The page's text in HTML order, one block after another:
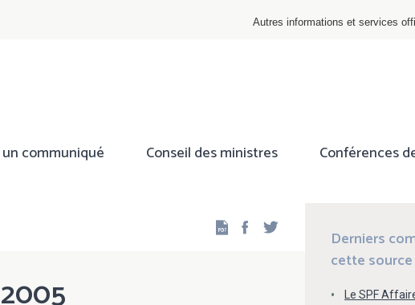
Autres informations et services
communiqué Conseil des ministres Conférences
Facebook
Derniers
cette source
Le SPF